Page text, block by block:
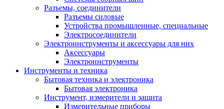
Разъемы, соединители
Разъемы силовые
Устройства промышленные, специальные
Электросоединители
Электроинструменты и аксессуары для них
Аксессуары
Электроинструменты
Инструменты и техника
Бытовая техника и электроника
Бытовая электроника
Инструмент, измерители и защита
Измерительные приборы